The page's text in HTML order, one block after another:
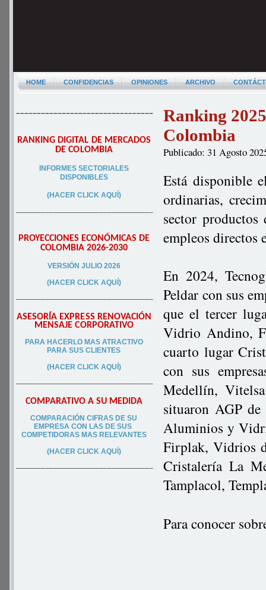
HOME CONFIDENCIAS OPINIONES ARCHIVO
–––––––––––––––––––––––––––––––––
RANKING DIGITAL DE MERCADOS
DE COLOMBIA
INFORMES SECTORIALES
DISPONIBLES
(HACER CLICK AQUÍ)
–––––––––––––––––––––––––––––––––
PROYECCIONES ECONÓMICAS DE
COLOMBIA 2026-2030
VERSIÓN JULIO 2026
(HACER CLICK AQUÍ)
–––––––––––––––––––––––––––––––––
ASESORÍA EXPRESS RENOVACIÓN
MENSAJE CORPORATIVO
PARA HACERLO MAS ATRACTIVO
PARA SUS CLIENTES
(HACER CLICK AQUÍ)
–––––––––––––––––––––––––––––––––
COMPARATIVO A SU MEDIDA
COMPARACIÓN CIFRAS DE SU
EMPRESA CON LAS DE SUS
COMPETIDORAS MAS RELEVANTES
(HACER CLICK AQUÍ)
–––––––––––––––––––––––––––––––––
Ranking
Colombia
Publicado: 31 Agosto
Está disponible
ordinarias,
sector
empleos directos
En 2024,
Peldar con sus
que el tercer
Vidrio Andino,
cuarto lugar
con sus
Medellín,
situaron AGP
Aluminios y
Firplak, Vidrios
Cristalería La
Tamplacol,
Para conocer